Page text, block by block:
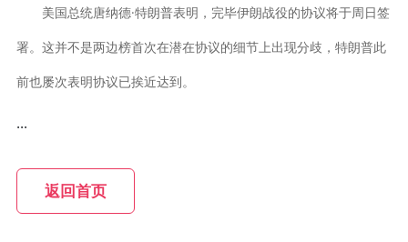
美国总统唐纳德·特朗普表明，完毕伊朗战役的协议将于周日签
署。这并不是两边榜首次在潜在协议的细节上出现分歧，特朗普此
前也屡次表明协议已挨近达到。
...
返回首页